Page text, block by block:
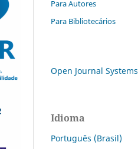
Para Autores
Para Bibliotecários
Open Journal Systems
Idioma
Português (Brasil)